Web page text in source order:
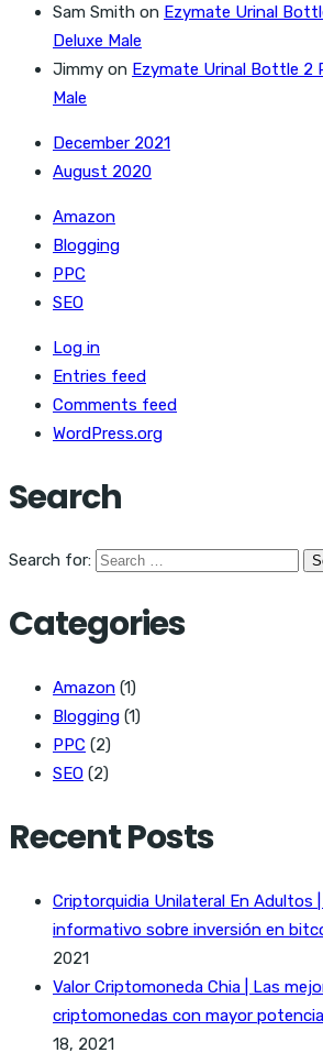
Sam Smith on Ezymate Urinal
Deluxe Male
Jimmy on Ezymate Urinal Bottle 2
Male
December 2021
August 2020
Amazon
Blogging
PPC
SEO
Log in
Entries feed
Comments feed
WordPress.org
Search
Search for:
Categories
Amazon (1)
Blogging (1)
PPC (2)
SEO (2)
Recent Posts
Criptorquidia Unilateral En Adultos
informativo sobre inversión en
2021
Valor Criptomoneda Chia | Las
criptomonedas con mayor
18, 2021